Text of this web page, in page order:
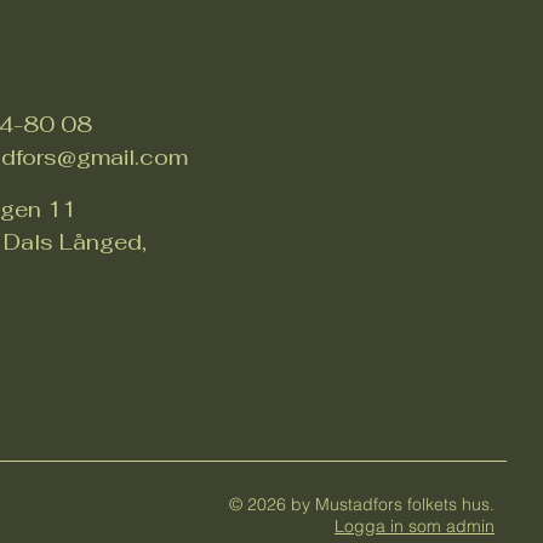
80 08
11
Långed,
© 2026 by Mustadfors folkets hus.
Logga in som admin